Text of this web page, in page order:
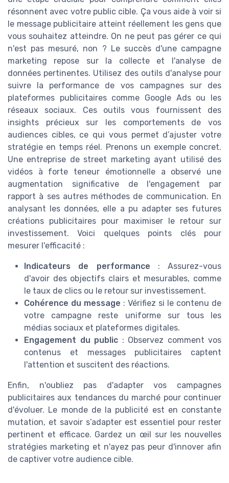
résonnent avec votre public cible. Ça vous aide à voir si
le message publicitaire atteint réellement les gens que
vous souhaitez atteindre. On ne peut pas gérer ce qui
n'est pas mesuré, non ? Le succès d'une campagne
marketing repose sur la collecte et l'analyse de
données pertinentes. Utilisez des outils d'analyse pour
suivre la performance de vos campagnes sur des
plateformes publicitaires comme Google Ads ou les
réseaux sociaux. Ces outils vous fournissent des
insights précieux sur les comportements de vos
audiences cibles, ce qui vous permet d’ajuster votre
stratégie en temps réel. Prenons un exemple concret.
Une entreprise de street marketing ayant utilisé des
vidéos à forte teneur émotionnelle a observé une
augmentation significative de l'engagement par
rapport à ses autres méthodes de communication. En
analysant les données, elle a pu adapter ses futures
créations publicitaires pour maximiser le retour sur
investissement. Voici quelques points clés pour
mesurer l'efficacité :
Indicateurs de performance : Assurez-vous
d'avoir des objectifs clairs et mesurables, comme
le taux de clics ou le retour sur investissement.
Cohérence du message : Vérifiez si le contenu de
votre campagne reste uniforme sur tous les
médias sociaux et plateformes digitales.
Engagement du public : Observez comment vos
contenus et messages publicitaires captent
l'attention et suscitent des réactions.
Enfin, n'oubliez pas d'adapter vos campagnes
publicitaires aux tendances du marché pour continuer
d'évoluer. Le monde de la publicité est en constante
mutation, et savoir s’adapter est essentiel pour rester
pertinent et efficace. Gardez un œil sur les nouvelles
stratégies marketing et n'ayez pas peur d'innover afin
de captiver votre audience cible.